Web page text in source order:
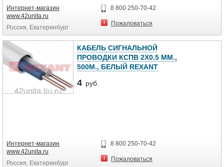
пониженной опасности с низким
дымо- и газовыделением. 3.
Оболочка - композиция ПВХ-
Интернет-магазин
www.42unita.ru
Россия, Екатеринбург
8 800 250-70-42
Пожаловаться
КАБЕЛЬ СИГНАЛЬНОЙ
ПРОВОДКИ КСПВ 2Х0.5 ММ.,
500М., БЕЛЫЙ REXANT
4 руб.
Интернет-магазин
www.42unita.ru
Россия, Екатеринбург
8 800 250-70-42
Пожаловаться